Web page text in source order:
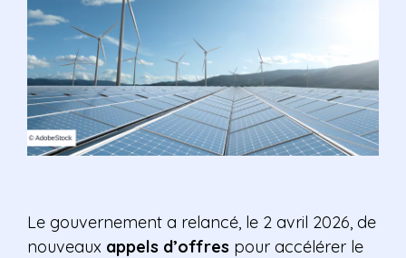
Le gouvernement a relancé, le 2 avril 2026, de
nouveaux appels d’offres pour accélérer le